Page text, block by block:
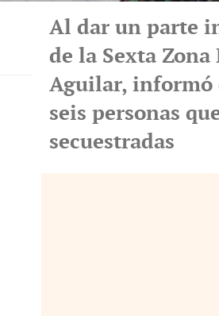
Al dar un parte
de la Sexta
Aguilar, informó
seis personas
secuestradas